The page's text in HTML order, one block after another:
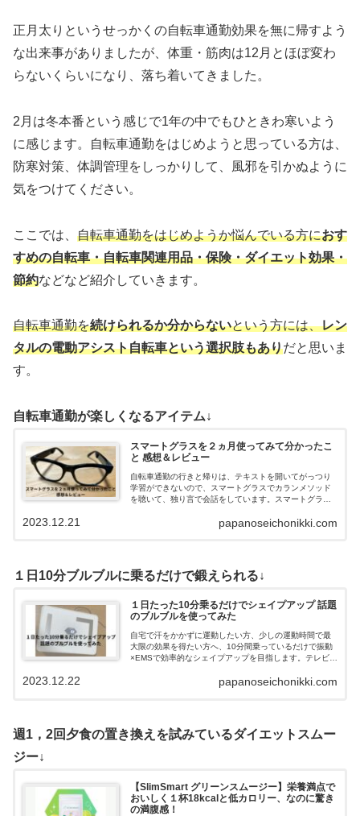
正月太りというせっかくの自転車通勤効果を無に帰すよう
な出来事がありましたが、体重・筋肉は12月とほぼ変わ
らないくらいになり、落ち着いてきました。
2月は冬本番という感じで1年の中でもひときわ寒いよう
に感じます。自転車通勤をはじめようと思っている方は、
防寒対策、体調管理をしっかりして、風邪を引かぬように
気をつけてください。
ここでは、 自転車通勤をはじめようか悩んでいる方におす
すめの自転車・自転車関連用品・保険・ダイエット効果・
節約などなど紹介していきます。
自転車通勤を続けられるか分からないという方には、レン
タルの電動アシスト自転車という選択肢もありだと思いま
す。
自転車通勤が楽しくなるアイテム↓
スマートグラスを２ヵ月使ってみて分かったこ
と 感想＆レビュー
自転車通勤の行きと帰りは、テキストを開いてがっつり
学習ができないので、スマートグラスでカランメソッド
を聴いて、独り言で会話をしています。スマートグラス
いにくいなと感じた点があるので、紹介します。
papanoseichonikki.com
2023.12.21
１日10分ブルブルに乗るだけで鍛えられる↓
１日たった10分乗るだけでシェイプアップ 話題
のブルブルを使ってみた
自宅で汗をかかずに運動したい方、少しの運動時間で最
大限の効果を得たい方へ、10分間乗っているだけで振動
×EMSで効率的なシェイプアップを目指します。テレビを
papanoseichonikki.com
2023.12.22
週1，2回夕食の置き換えを試みているダイエットスムー
ジー↓
【SlimSmart グリーンスムージー】栄養満点で
おいしく１杯18kcalと低カロリー、なのに驚き
の満腹感！